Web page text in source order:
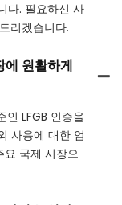
다. 필요하신 사
리겠습니다.
원활하게
인 LFGB 인증을
사용에 대한 엄
요 국제 시장으